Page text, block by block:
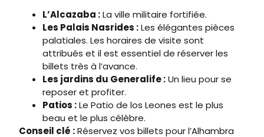
L’Alcazaba :La ville militaire fortifiée.
Les Palais Nasrides :Les élégantes pièces
palatiales. Les horaires de visite sont
attribués et il est essentiel de réserver les
billets très à l’avance.
Les jardins du Generalife :Un lieu pour se
reposer et profiter.
Patios :Le Patio de los Leones est le plus
beau et le plus célèbre.
Conseil clé :Réservez vos billets pour l’Alhambra